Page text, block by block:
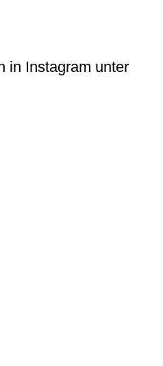
in Instagram unter